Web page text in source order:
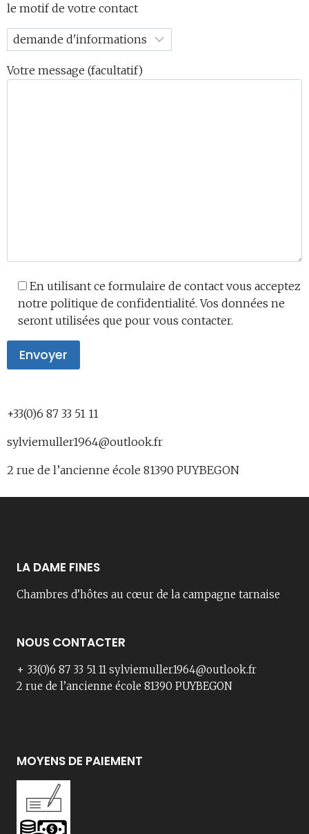
le motif de votre contact
Votre message (facultatif)
En utilisant ce formulaire de contact vous acceptez
notre politique de confidentialité. Vos données ne
seront utilisées que pour vous contacter.
+33(0)6 87 33 51 11
sylviemuller1964@outlook.fr
2 rue de l’ancienne école 81390 PUYBEGON
LA DAME FINES
Chambres d’hôtes au cœur de la campagne tarnaise
NOUS CONTACTER
+ 33(0)6 87 33 51 11 sylviemuller1964@outlook.fr
2 rue de l’ancienne école 81390 PUYBEGON
MOYENS DE PAIEMENT